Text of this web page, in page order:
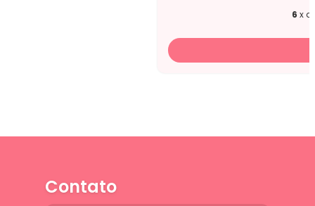
6 x
Contato